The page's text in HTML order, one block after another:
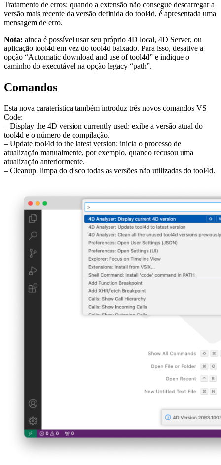
Tratamento de erros: quando a extensão não consegue descarregar a
versão mais recente da versão definida do tool4d, é apresentada uma
mensagem de erro.
Nota: ainda é possível usar seu próprio 4D local, 4D Server, ou
aplicação tool4d em vez do tool4d baixado. Para isso, desative a
opção “Automatic download and use of tool4d” e indique o
caminho do executável na opção legacy “path”.
Comandos
Esta nova caraterística também introduz três novos comandos VS
Code:
– Display the 4D version currently used: exibe a versão atual do
tool4d e o número de compilação.
– Update tool4d to the latest version: inicia o processo de
atualização manualmente, por exemplo, quando recusou uma
atualização anteriormente.
– Cleanup: limpa do disco todas as versões não utilizadas do tool4d.